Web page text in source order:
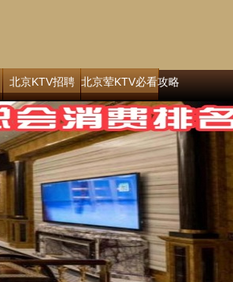
北京KTV招聘 北京荤KTV必看攻略